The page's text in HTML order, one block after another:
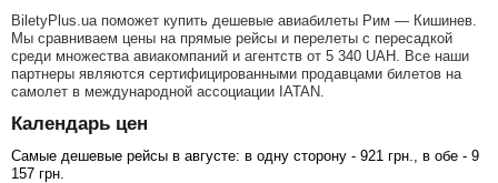
BiletyPlus.ua поможет купить дешевые авиабилеты Рим — Кишинев.
Мы сравниваем цены на прямые рейсы и перелеты с пересадкой
среди множества авиакомпаний и агентств от 5 340 UAH . Все наши
партнеры являются сертифицированными продавцами билетов на
самолет в международной ассоциации IATAN.
Календарь цен
Самые дешевые рейсы в августе: в одну сторону - 921 грн ., в обе - 9
157 грн